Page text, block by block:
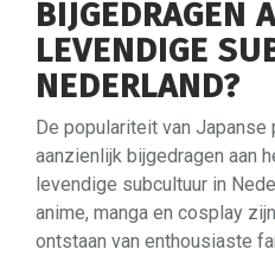
BIJGEDRAGEN
LEVENDIGE
NEDERLAND?
De populariteit van Japanse
aanzienlijk bijgedragen aan
levendige subcultuur in
anime, manga en cosplay
ontstaan van enthousiaste